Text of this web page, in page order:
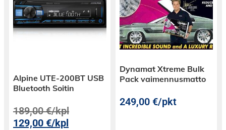
Alpine UTE-200BT USB
Bluetooth Soitin
189,00€/kpl
129,00€/kpl
Dynamat Xtreme Bulk
Pack vaimennusmatto
249,00€/pkt